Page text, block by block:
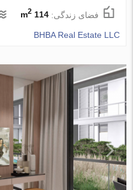
فضای زندگی:114 m
2
BHBA Real Estate LLC